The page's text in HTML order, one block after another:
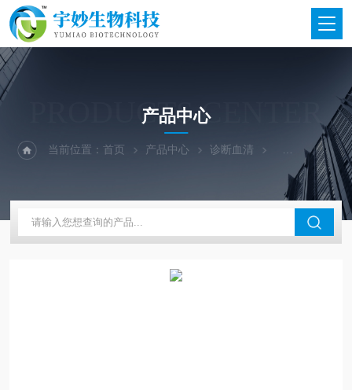
PRODUCTS CENTER
产品中心
当前位置：首页 产品中心 诊断血清 兰州所诊断血清